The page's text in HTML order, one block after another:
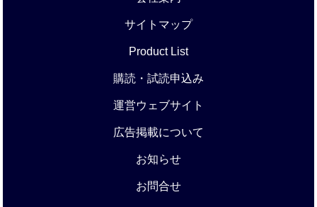
サイトマップ
Product List
購読・試読申込み
運営ウェブサイト
広告掲載について
お知らせ
お問合せ